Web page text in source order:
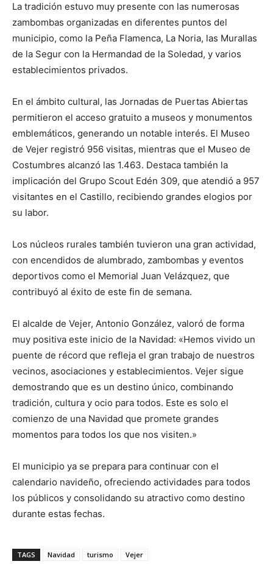
La tradición estuvo muy presente con las numerosas
zambombas organizadas en diferentes puntos del
municipio, como la Peña Flamenca, La Noria, las Murallas
de la Segur con la Hermandad de la Soledad, y varios
establecimientos privados.
En el ámbito cultural, las Jornadas de Puertas Abiertas
permitieron el acceso gratuito a museos y monumentos
emblemáticos, generando un notable interés. El Museo
de Vejer registró 956 visitas, mientras que el Museo de
Costumbres alcanzó las 1.463. Destaca también la
implicación del Grupo Scout Edén 309, que atendió a 957
visitantes en el Castillo, recibiendo grandes elogios por
su labor.
Los núcleos rurales también tuvieron una gran actividad,
con encendidos de alumbrado, zambombas y eventos
deportivos como el Memorial Juan Velázquez, que
contribuyó al éxito de este fin de semana.
El alcalde de Vejer, Antonio González, valoró de forma
muy positiva este inicio de la Navidad: «Hemos vivido un
puente de récord que refleja el gran trabajo de nuestros
vecinos, asociaciones y establecimientos. Vejer sigue
demostrando que es un destino único, combinando
tradición, cultura y ocio para todos. Este es solo el
comienzo de una Navidad que promete grandes
momentos para todos los que nos visiten.»
El municipio ya se prepara para continuar con el
calendario navideño, ofreciendo actividades para todos
los públicos y consolidando su atractivo como destino
durante estas fechas.
TAGS Navidad turismo Vejer